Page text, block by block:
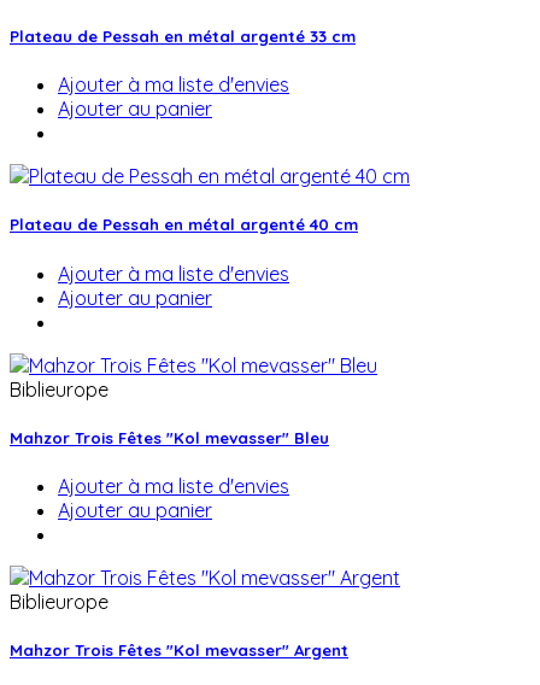
Plateau de Pessah en métal argenté 33 cm
Ajouter à ma liste d'envies
Ajouter au panier
Plateau de Pessah en métal argenté 40 cm
Ajouter à ma liste d'envies
Ajouter au panier
Biblieurope
Mahzor Trois Fêtes "Kol mevasser" Bleu
Ajouter à ma liste d'envies
Ajouter au panier
Biblieurope
Mahzor Trois Fêtes "Kol mevasser" Argent